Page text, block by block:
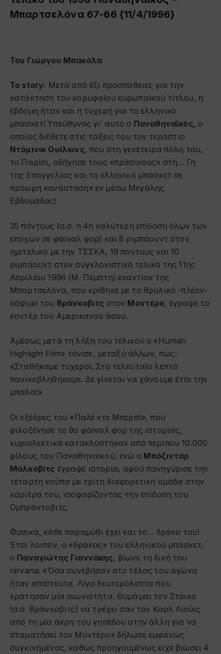
Μπαρτσελόνα 67-66 {11/4/1996}
Του Γιώργου Μπακόλα
Το story: Μετά από έξι προσπάθειες για την
κατάκτηση του κορυφαίου ευρωπαϊκού τίτλου, η
έβδομη ήταν και η τυχερή για το ελληνικό
μπάσκετ! Υπεύθυνος γι’ αυτό ο Παναθηναϊκός, ο
οποίος διέθετε στις τάξεις του τον τεράστιο
Ντόμινικ Ουίλκινς, που στη γενέτειρα πόλη του,
το Παρίσι, οδήγησε τους «πράσινους» στη… Γη
της Επαγγελίας και το ελληνικό μπάσκετ σε
πρόωρη «ανάσταση» εν μέσω Μεγάλης
Εβδομάδας!
35 πόντους (σ.σ. η 4η καλύτερη επίδοση όλων των
εποχών σε φάιναλ φορ) και 8 ριμπάουντ στον
ημιτελικό με την ΤΣΣΚΑ, 19 πόντους και 10
ριμπάουντ στον συγκλονιστικό τελικό της 11ης
Απριλίου 1996 (Μ. Πέμπτη) εναντίον της
Μπαρτσελόνα, που κρίθηκε με το θρυλικό -πλέον-
κόψιμο του Βράνκοβιτς στον Μοντέρο, έγραψε το
κοντέρ του Αμερικανού άσου.
Αμέσως μετά τη λήξη του τελικού o «Human
Highlight Film» τόνισε, μεταξύ άλλων, πως:
«Σταθήκαμε τυχεροί. Στο τελευταίο λεπτό
πανικοβληθήκαμε. Δε γίνεται να χάνουμε έτσι την
μπάλα!»
Οι εξέδρες του «Παλέ ντε Μπερσί», που
φιλοξένησε το 9ο φάιναλ φορ της ιστορίας,
κυριολεκτικά κατακλύστηκαν από περίπου 10.000
φίλους του Παναθηναϊκού, ενώ ο Μπόζινταρ
Μάλκοβιτς έγραψε ιστορία, αφού πανηγύρισε την
τέταρτη κούπα με τρίτη διαφορετική ομάδα στην
καριέρα του, ισοφαρίζοντας την επίδοση του
Ομπράντοβιτς.
Φυσικά, κάθε παραμύθι έχει και το… δράκο του!
Έτσι λοιπόν, ο «δράκος» του ελληνικού μπάσκετ,
ο Παναγιώτης Γιαννάκης, βίωνε τη δική του
nirvana: «Όσα συνέβησαν στο τέλος του αγώνα
ήταν απίστευτα. Λίγα δευτερόλεπτα που
κράτησαν μία αιωνιότητα. Θυμάμαι τον Στόικο
(σ.σ. Βράνκοβιτς) να τρέχει σαν τον Καρλ Λιούις
από τη μία άκρη του γηπέδου στην άλλη για να
σταματήσει τον Μοντέρο» δήλωσε εμφανώς
συγκινημένος, καθώς προηγουμένως είχε βιώσει 4